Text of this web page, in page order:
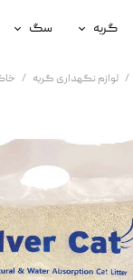
گربه
غذای گربه
سلامتی گربه
آرایشی و بهداشتی گربه
سگ
غذای سگ
سلامتی
آرایشی
لوازم نگهداری گربه